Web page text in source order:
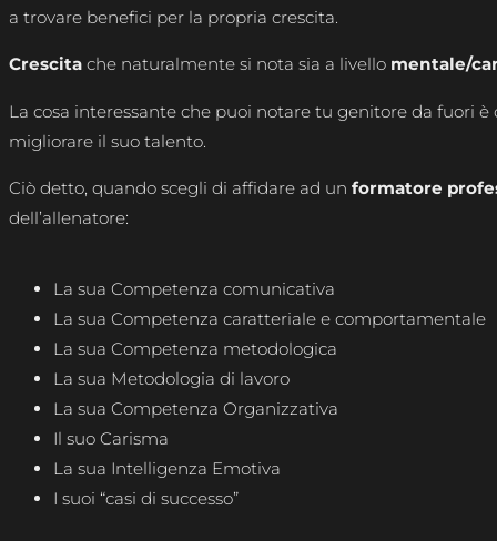
a trovare benefici per la propria crescita.
Crescita che naturalmente si nota sia a livello mentale/
La cosa interessante che puoi notare tu genitore da fuori è
migliorare il suo talento.
Ciò detto, quando scegli di affidare ad un formatore
dell’allenatore:
La sua Competenza comunicativa
La sua Competenza caratteriale e comportamentale
La sua Competenza metodologica
La sua Metodologia di lavoro
La sua Competenza Organizzativa
Il suo Carisma
La sua Intelligenza Emotiva
I suoi “casi di successo”